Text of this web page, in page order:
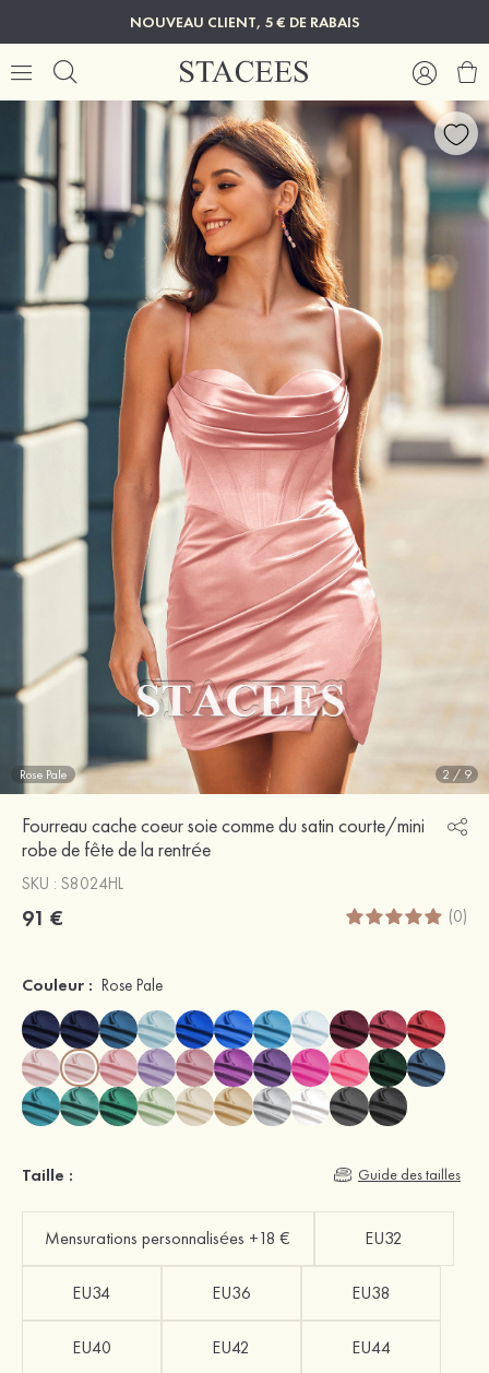
NOUVEAU CLIENT, 5 € DE RABAIS
Rose Pale 2 / 9
Fourreau cache coeur soie comme du satin courte/mini
robe de fête de la rentrée
SKU : S8024HL
91 € (0)
Couleur : Rose Pale
Taille : Guide des tailles
Mensurations personnalisées +18 € EU32
EU34 EU36 EU38
EU40 EU42 EU44